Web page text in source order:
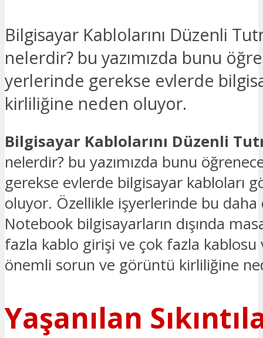
Bilgisayar Kablolarını Düzenli
nelerdir? bu yazımızda bunu
yerlerinde gerekse evlerde
kirliliğine neden oluyor.
Bilgisayar Kablolarını Düzenli
nelerdir? bu yazımızda bunu
gerekse evlerde bilgisayar kabloları
oluyor. Özellikle işyerlerinde bu daha
Notebook bilgisayarların dışında
fazla kablo girişi ve çok fazla kablosu
önemli sorun ve görüntü kirliliğine
Yaşanılan